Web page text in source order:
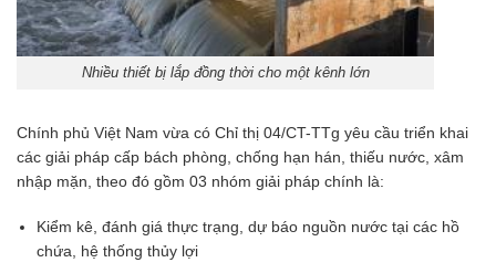
Nhiều thiết bị lắp đồng thời cho một kênh lớn
Chính phủ Việt Nam vừa có Chỉ thị 04/CT-TTg yêu cầu triển khai
các giải pháp cấp bách phòng, chống hạn hán, thiếu nước, xâm
nhập mặn, theo đó gồm 03 nhóm giải pháp chính là:
Kiểm kê, đánh giá thực trạng, dự báo nguồn nước tại các hồ
chứa, hệ thống thủy lợi